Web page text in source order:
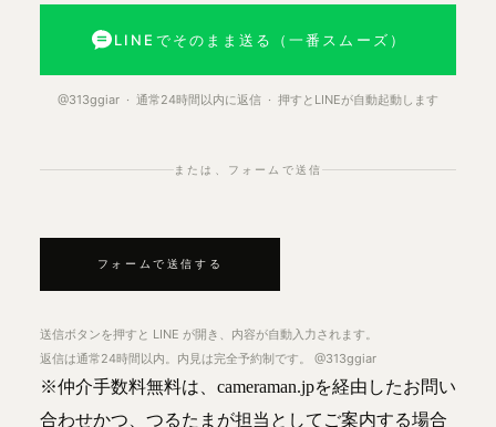
LINEでそのまま送る（一番スムーズ）
@313ggiar · 通常24時間以内に返信 · 押すとLINEが自動起動します
または、フォームで送信
フォームで送信する
送信ボタンを押すと LINE が開き、内容が自動入力されます。
返信は通常24時間以内。内見は完全予約制です。 @313ggiar
※仲介手数料無料は、cameraman.jpを経由したお問い
合わせかつ、つるたまが担当としてご案内する場合